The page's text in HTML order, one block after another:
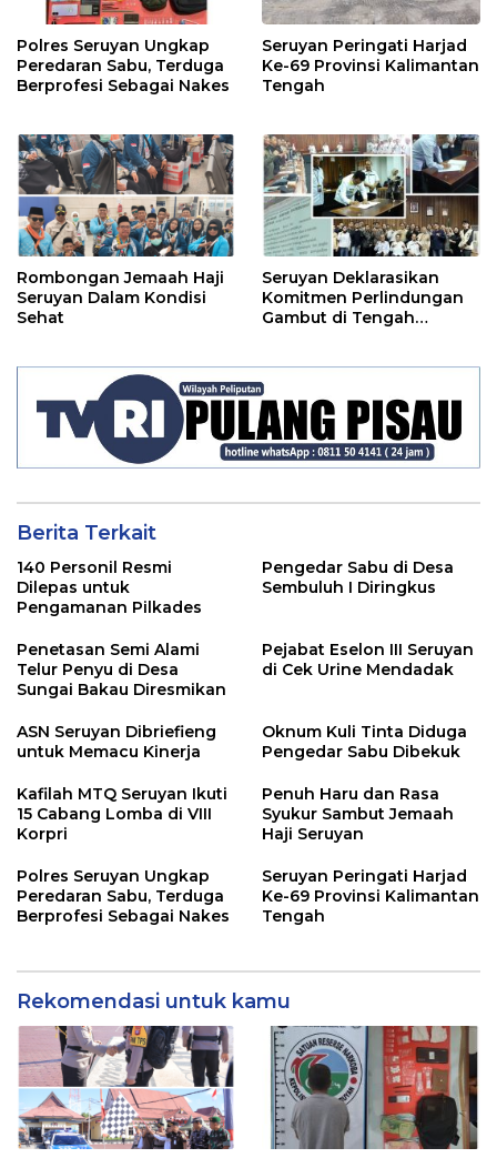
Polres Seruyan Ungkap
Peredaran Sabu, Terduga
Berprofesi Sebagai Nakes
Seruyan Peringati Harjad
Ke-69 Provinsi Kalimantan
Tengah
Rombongan Jemaah Haji
Seruyan Dalam Kondisi
Sehat
Seruyan Deklarasikan
Komitmen Perlindungan
Gambut di Tengah
Berita Terkait
140 Personil Resmi
Dilepas untuk
Pengamanan Pilkades
Pengedar Sabu di Desa
Sembuluh I Diringkus
Penetasan Semi Alami
Telur Penyu di Desa
Sungai Bakau Diresmikan
Pejabat Eselon III Seruyan
di Cek Urine Mendadak
ASN Seruyan Dibriefieng
untuk Memacu Kinerja
Oknum Kuli Tinta Diduga
Pengedar Sabu Dibekuk
Kafilah MTQ Seruyan Ikuti
15 Cabang Lomba di VIII
Korpri
Penuh Haru dan Rasa
Syukur Sambut Jemaah
Haji Seruyan
Polres Seruyan Ungkap
Peredaran Sabu, Terduga
Berprofesi Sebagai Nakes
Seruyan Peringati Harjad
Ke-69 Provinsi Kalimantan
Tengah
Rekomendasi untuk kamu